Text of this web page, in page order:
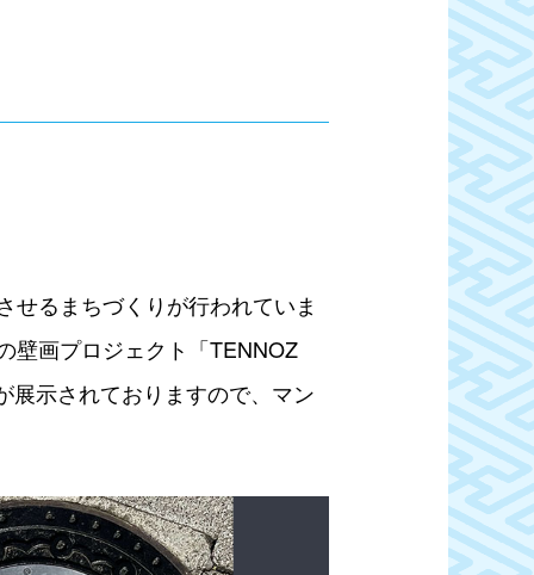
せるまちづくりが行われていま
壁画プロジェクト「TENNOZ
展示されておりますので、マン